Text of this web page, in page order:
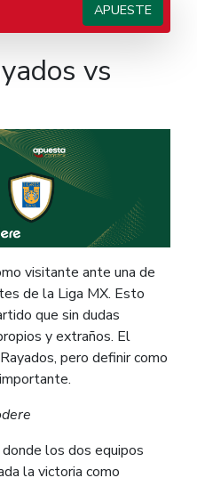
APUESTE
vs
visitante ante una de
de la Liga MX. Esto
que sin dudas
y extraños. El
pero definir como
los dos equipos
la victoria como